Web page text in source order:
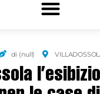
di (null)